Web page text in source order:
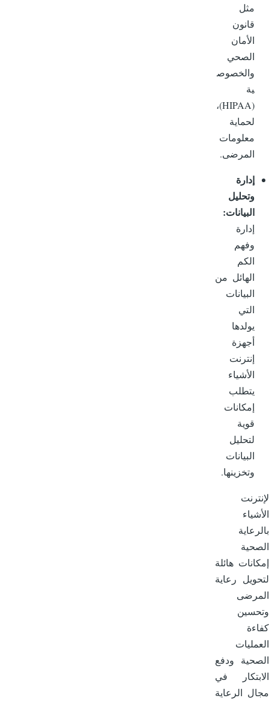
مثل
قانون
الأمان
الصحي
والخصوص
(HIPAA)،
لحماية
معلومات
المرضى.
إدارة
وتحليل
البيانات:
إدارة
وفهم
الكم
الهائل من
البيانات
التي
يولدها
أجهزة
إنترنت
الأشياء
يتطلب
إمكانات
قوية
لتحليل
البيانات
وتخزينها.
هائلة
رعاية
ودفع
في
الرعاية